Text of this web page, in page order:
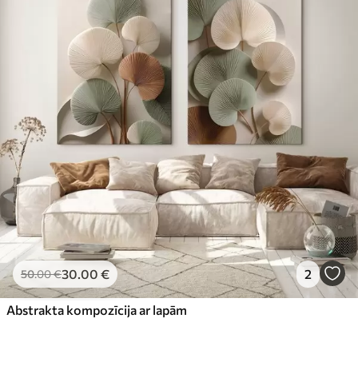
50.00€30.00 € 2
Abstrakta kompozīcija ar lapām